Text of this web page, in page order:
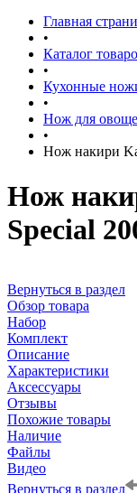
Главная
•
Каталог
•
Кухонные
•
Нож для
•
Нож накири
Нож
Special
Вернуться в раздел
Обзор товара
Набор
Комплект
Описание
Характеристики
Аксессуары
Отзывы
Похожие товары
Наличие
Файлы
Видео
Вернуться в раздел